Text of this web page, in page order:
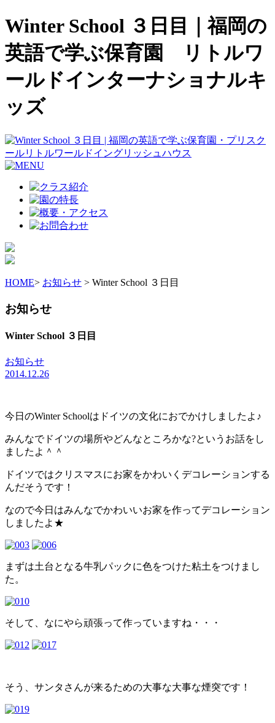
Winter School ３日目｜福岡の
英語で学ぶ保育園 リトルワ
ールドインターナショナルキ
ッズ
HOME> お知らせ > Winter School ３日目
お知らせ
Winter School ３日目
お知らせ
2014.12.26
今日のWinter Schoolはドイツの文化におでかけしましたよ♪
みんなでドイツの場所やどんなところかな?というお話をし
ましたよ＾＾
ドイツではクリスマスにお家をかわいくデコレーションする
んだそうです！
なので今日はみんなでかわいいお家を作ってデコレーション
しましたよ★
まずは土台となる牛乳パックに色をつけた粘土をつけまし
た。
そして、なにやら頑張って作っていますね・・・
そう、サンタさんが来るための大事な大事な煙突です！